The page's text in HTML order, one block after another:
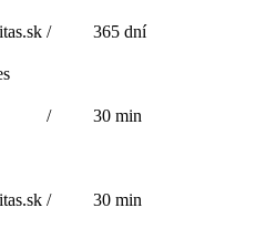
/ 365 dní
/ 30 min
/ 30 min